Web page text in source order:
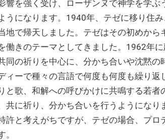
響を強く受け、ローザンヌで神学を学
うになります。1940年、テゼに移り住
地で帰天しました。テゼはその初めか
働きのテーマとしてきました。1962年
同の祈りを中心に、分かち合いや沈黙
ィーで種々の言語で何度も何度も繰り
と歌、和解への呼びかけに共鳴する若
共に祈り、分かち合いを行うようにな
許と考えがちですが、テゼの場合、プ
。